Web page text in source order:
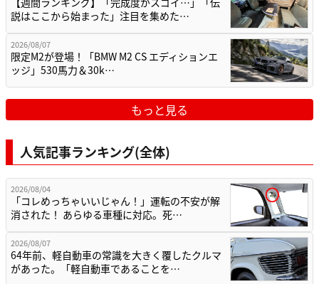
説はここから始まった」注目を集めた…
2026/08/07
限定M2が登場！「BMW M2 CS エディションエ
ッジ」530馬力＆30k…
もっと見る
人気記事ランキング(全体)
2026/08/04
「コレめっちゃいいじゃん！」運転の不安が解
消された！ あらゆる車種に対応。死…
2026/08/07
64年前、軽自動車の常識を大きく覆したクルマ
があった。「軽自動車であることを…